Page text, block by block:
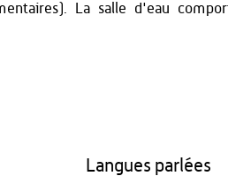
La salle d'eau
Langues parlées